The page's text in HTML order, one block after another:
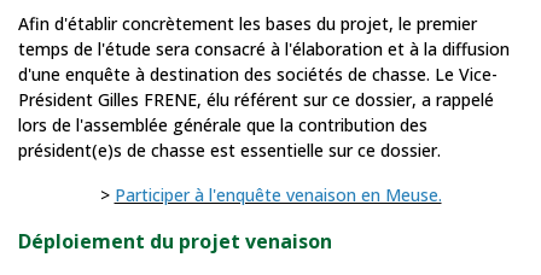
Afin d'établir concrètement les bases du projet, le premier
temps de l'étude sera consacré à l'élaboration et à la diffusion
d'une enquête à destination des sociétés de chasse. Le Vice-
Président Gilles FRENE, élu référent sur ce dossier, a rappelé
lors de l'assemblée générale que la contribution des
président(e)s de chasse est essentielle sur ce dossier.
> Participer à l'enquête venaison en Meuse.
Déploiement du projet venaison